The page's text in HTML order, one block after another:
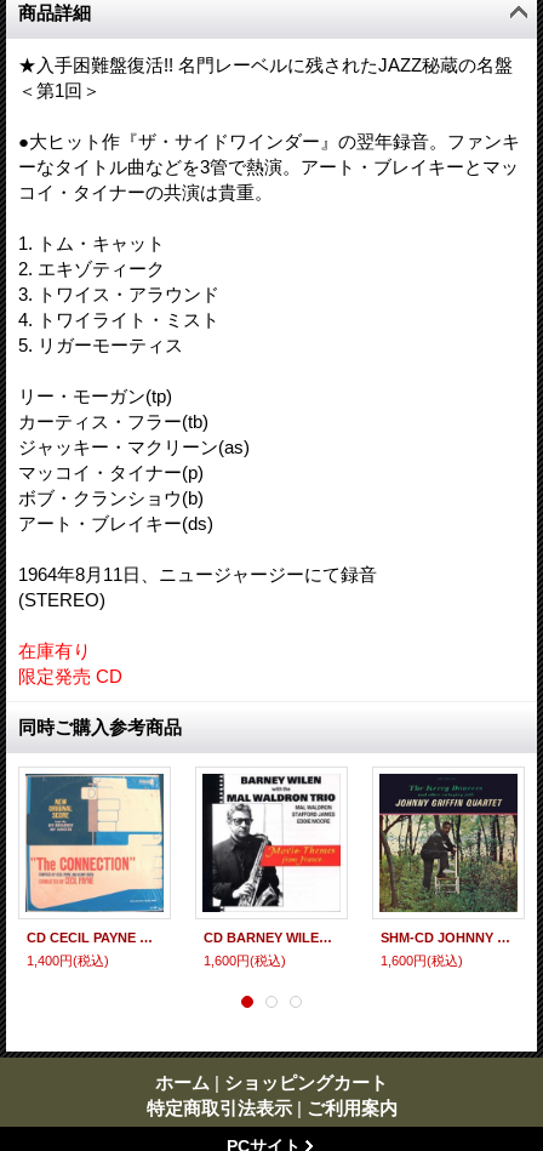
商品詳細
★入手困難盤復活!! 名門レーベルに残されたJAZZ秘蔵の名盤
＜第1回＞
●大ヒット作『ザ・サイドワインダー』の翌年録音。ファンキ
ーなタイトル曲などを3管で熱演。アート・ブレイキーとマッ
コイ・タイナーの共演は貴重。
1. トム・キャット
2. エキゾティーク
3. トワイス・アラウンド
4. トワイライト・ミスト
5. リガーモーティス
リー・モーガン(tp)
カーティス・フラー(tb)
ジャッキー・マクリーン(as)
マッコイ・タイナー(p)
ボブ・クランショウ(b)
アート・ブレイキー(ds)
1964年8月11日、ニュージャージーにて録音
(STEREO)
在庫有り
限定発売 CD
同時ご購入参考商品
CD CECIL PAYNE セシル・ペイン / THE CONNECTION ザ・コネクション
1,400円(税込)
CD BARNEY WILEN & MAL WALDRON QUARTET バルネ・ウィラン & マル・ウォルドロン カルテット / シェルブールの雨傘 Movie Themes From France
1,600円(税込)
SHM-CD JOHNNY GRIFFIN ジョニー・グリフィン / KERRY DANCERS ケリー・ダンサーズ
1,600円(税込)
ホーム | ショッピングカート
特定商取引法表示 | ご利用案内
PCサイト